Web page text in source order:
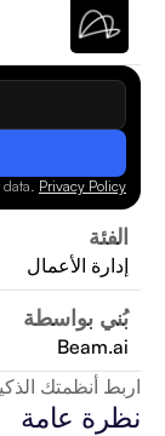
Privacy Policy
الفئة
إدارة الأعمال
بُني بواسطة
Beam.ai
اربط أنظمتك
نظرة عامة